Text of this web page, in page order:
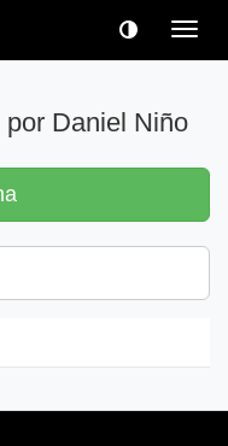
Daniel Niño